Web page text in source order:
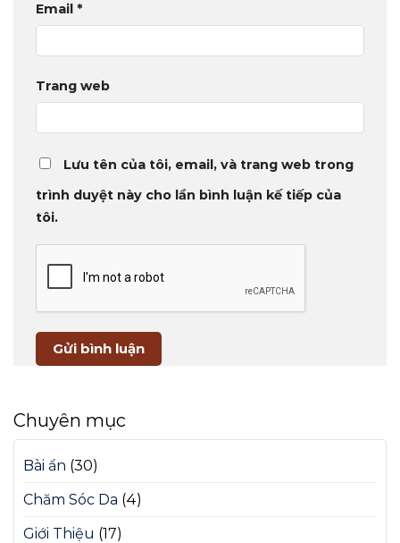
Email *
Trang web
Lưu tên của tôi, email, và trang web trong
trình duyệt này cho lần bình luận kế tiếp của
tôi.
Chuyên mục
Bài ẩn (30)
Chăm Sóc Da (4)
Giới Thiệu (17)